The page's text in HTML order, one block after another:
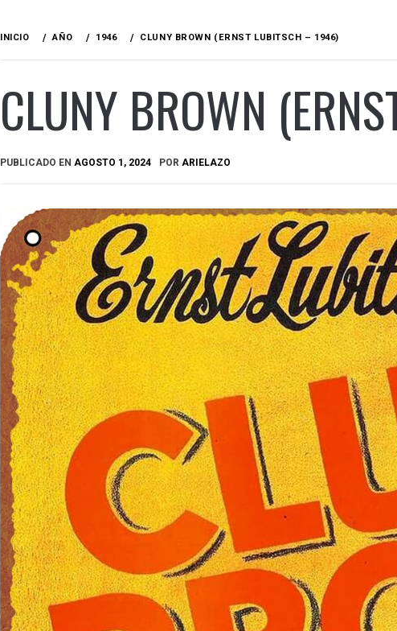
INICIO AÑO 1946 CLUNY BROWN (ERNST LUBITSCH – 1946)
CLUNY BROWN
PUBLICADO EN AGOSTO 1, 2024 POR ARIELAZO